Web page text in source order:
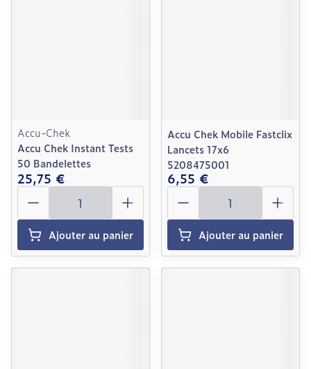
Accu-Chek
Accu Chek Instant Tests
50 Bandelettes
25,75 €
Quantité
Ajouter au panier
Accu Chek Mobile Fastclix
Lancets 17x6
5208475001
6,55 €
Quantité
Ajouter au panier